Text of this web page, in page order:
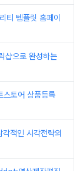
티 템플릿 홈페이
샵으로 완성하는
토어 상품등록
적인 시각전략의